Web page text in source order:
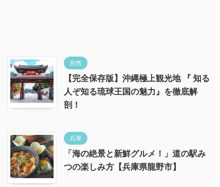
自然
【完全保存版】沖縄極上観光地 『 知る
人ぞ知る琉球王国の魅力』を徹底解
剖！
兵庫
「海の絶景と新鮮グルメ！」道の駅み
つの楽しみ方【兵庫県龍野市】